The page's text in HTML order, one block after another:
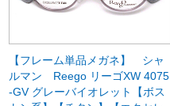
【フレーム単品メガネ】 シャ
ルマン Reego リーゴXW 4075
-GV グレーバイオレット【ボス